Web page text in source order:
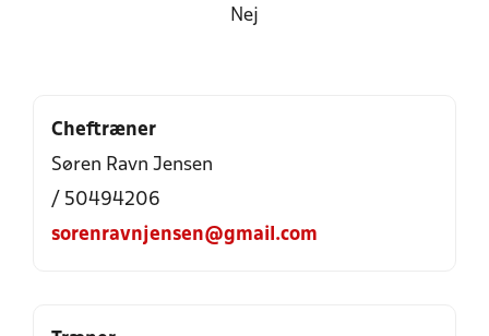
Nej
Cheftræner
Søren Ravn Jensen
/ 50494206
sorenravnjensen@gmail.com